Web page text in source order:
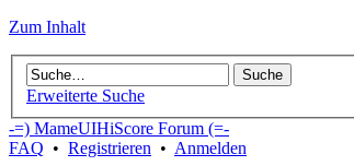
Zum Inhalt
Erweiterte Suche
-=) MameUIHiScore Forum (=-
FAQ • Registrieren • Anmelden